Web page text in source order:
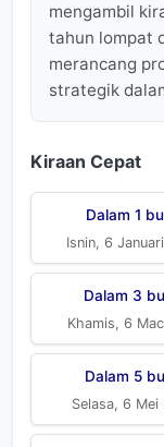
mengambil
tahun lompat
merancang
strategik
Kiraan Cepat
Dalam 1
Isnin, 6
Dalam 3
Khamis, 6
Dalam 5
Selasa, 6 Mei